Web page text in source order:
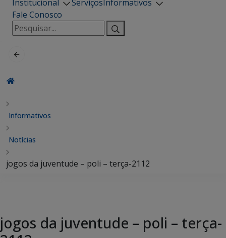
Institucional ServiçosInformativos
Fale Conosco
Pesquisar
por:
Informativos
Notícias
jogos da juventude – poli – terça-2112
jogos da juventude – poli – terça-